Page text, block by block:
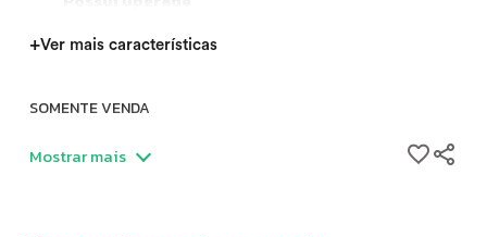
+Ver mais características
SOMENTE VENDA
Único dono, usada para trilhas leves.
Mostrar mais